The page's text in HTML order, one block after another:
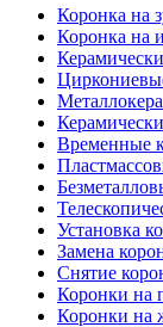
Коронка на
Коронка на
Временные
Установка
Замена
Снятие
Коронки на
Коронки на